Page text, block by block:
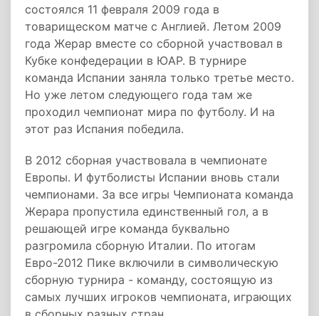
состоялся 11 февраля 2009 года в
товарищеском матче с Англией. Летом 2009
года Жерар вместе со сборной участвовал в
Кубке конфедерации в ЮАР. В турнире
команда Испании заняла только третье место.
Но уже летом следующего года там же
проходил чемпионат мира по футболу. И на
этот раз Испания победила.
В 2012 сборная участвовала в чемпионате
Европы. И футболисты Испании вновь стали
чемпионами. За все игры Чемпионата команда
Жерара пропустила единственный гол, а в
решающей игре команда буквально
разгромила сборную Италии. По итогам
Евро-2012 Пике включили в символическую
сборную турнира - команду, состоящую из
самых лучших игроков чемпионата, играющих